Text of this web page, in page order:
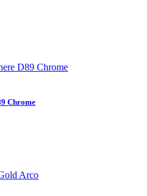
Chrome